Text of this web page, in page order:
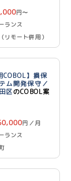
円〜
円／月
ランス
リモート併用）
COBOL】損保
ム開発保守／
区のCOBOL案
円／月
ランス